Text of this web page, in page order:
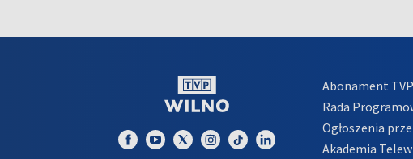
Abonament TVP
Rada
Ogłoszenia
Akademia